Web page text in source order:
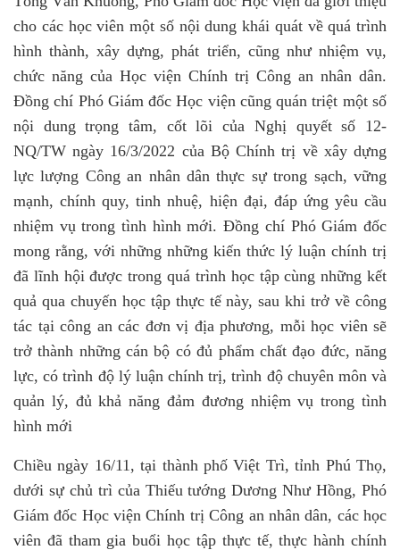
cho các học viên một số nội dung khái quát về quá trình
hình thành, xây dựng, phát triển, cũng như nhiệm vụ,
chức năng của Học viện Chính trị Công an nhân dân.
Đồng chí Phó Giám đốc Học viện cũng quán triệt một số
nội dung trọng tâm, cốt lõi của Nghị quyết số 12-
NQ/TW ngày 16/3/2022 của Bộ Chính trị về xây dựng
lực lượng Công an nhân dân thực sự trong sạch, vững
mạnh, chính quy, tinh nhuệ, hiện đại, đáp ứng yêu cầu
nhiệm vụ trong tình hình mới. Đồng chí Phó Giám đốc
mong rằng, với những những kiến thức lý luận chính trị
đã lĩnh hội được trong quá trình học tập cùng những kết
quả qua chuyến học tập thực tế này, sau khi trở về công
tác tại công an các đơn vị địa phương, mỗi học viên sẽ
trở thành những cán bộ có đủ phẩm chất đạo đức, năng
lực, có trình độ lý luận chính trị, trình độ chuyên môn và
quản lý, đủ khả năng đảm đương nhiệm vụ trong tình
hình mới
Chiều ngày 16/11, tại thành phố Việt Trì, tỉnh Phú Thọ,
dưới sự chủ trì của Thiếu tướng Dương Như Hồng, Phó
Giám đốc Học viện Chính trị Công an nhân dân, các học
viên đã tham gia buổi học tập thực tế, thực hành chính